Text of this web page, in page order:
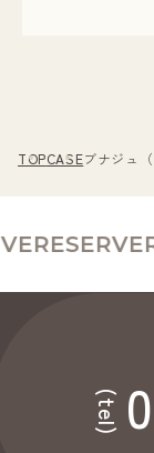
TOPCASEブナジュ
RESERVE
(tel)